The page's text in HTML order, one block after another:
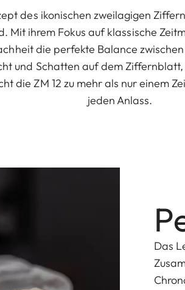
des ikonischen zweilagigen
Mit ihrem Fokus auf klassische
die perfekte Balance
und Schatten auf dem
die ZM 12 zu mehr als nur einem
jeden Anlass.
Das